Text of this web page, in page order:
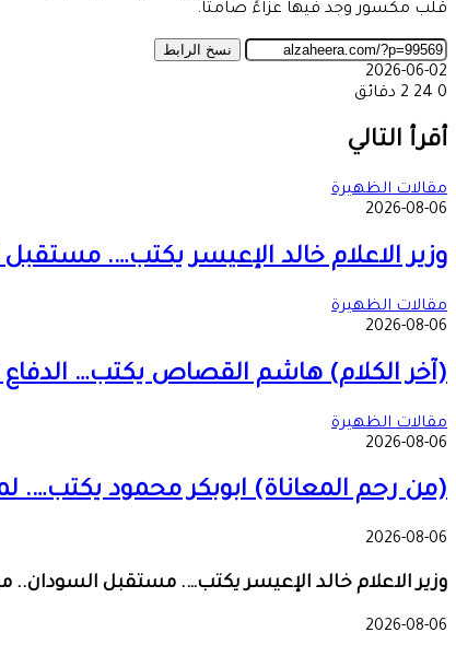
قلب مكسور وجد فيها عزاءً صامتاً.
نسخ الرابط
2026-06-02
0
2 دقائق
عبر
البريد
أقرأ التالي
مقالات الظهيرة
2026-08-06
وزير الاعلام خالد الإعيسر يكتب….
مقالات الظهيرة
2026-08-06
(آخر الكلام) هاشم القصاص يكتب… الدفاع
مقالات الظهيرة
2026-08-06
(من رحم المعاناة) ابوبكر محمود يكتب….
2026-08-06
وزير الاعلام خالد الإعيسر يكتب…. مستقبل
2026-08-06